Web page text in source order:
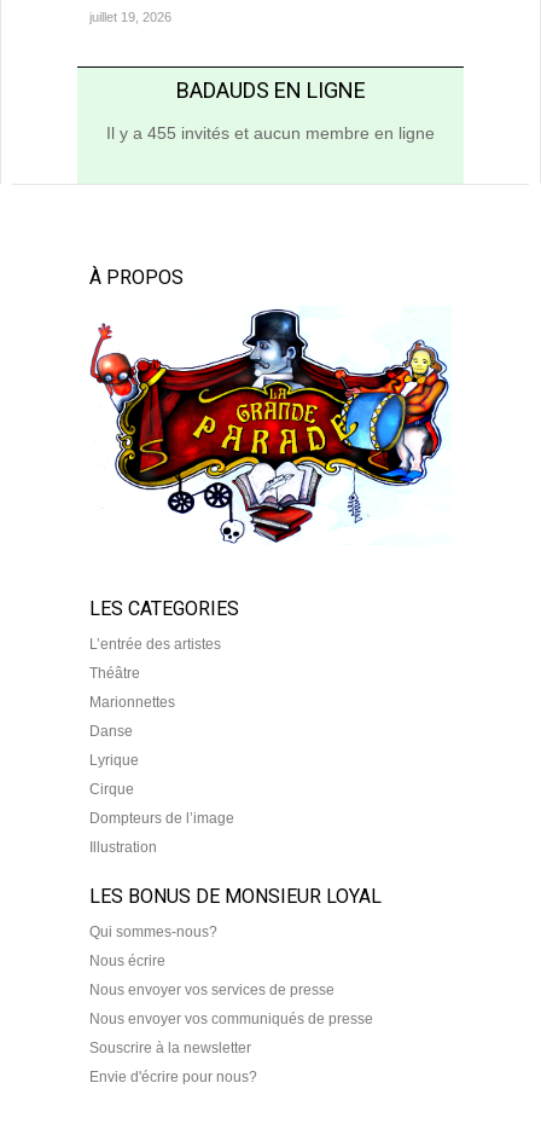
juillet 19, 2026
BADAUDS EN LIGNE
Il y a 455 invités et aucun membre en ligne
À PROPOS
LES CATEGORIES
L’entrée des artistes
Théâtre
Marionnettes
Danse
Lyrique
Cirque
Dompteurs de l’image
Illustration
LES BONUS DE MONSIEUR LOYAL
Qui sommes-nous?
Nous écrire
Nous envoyer vos services de presse
Nous envoyer vos communiqués de presse
Souscrire à la newsletter
Envie d'écrire pour nous?